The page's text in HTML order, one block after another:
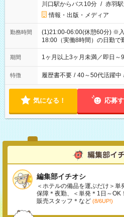
川口駅からバス10分 / 赤羽
情報・出版・メディア
勤務時間
(1)21:00-06:00(休憩60分) ※
18:00（実働8時間）の日勤で
期間 1ヶ月以上3ヶ月未満／即日～
特徴 履歴書不要 / 40～50代活躍中
気になる！ 応募
編集部イチオシ
＜ホテルの備品を運ぶだけ＞
保障＊夜勤、＜単発＊1日～OK
販売スタッフ＊など (8/6UP!)